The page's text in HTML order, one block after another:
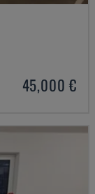
45,000 €